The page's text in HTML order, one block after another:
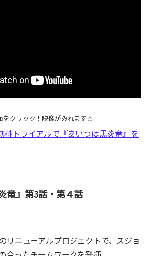
クリック！映像がみれます☆
料トライアルで『あいつは黒炎竜』を
竜』第3話・第４話
リニューアルプロジェクトで、スジョ